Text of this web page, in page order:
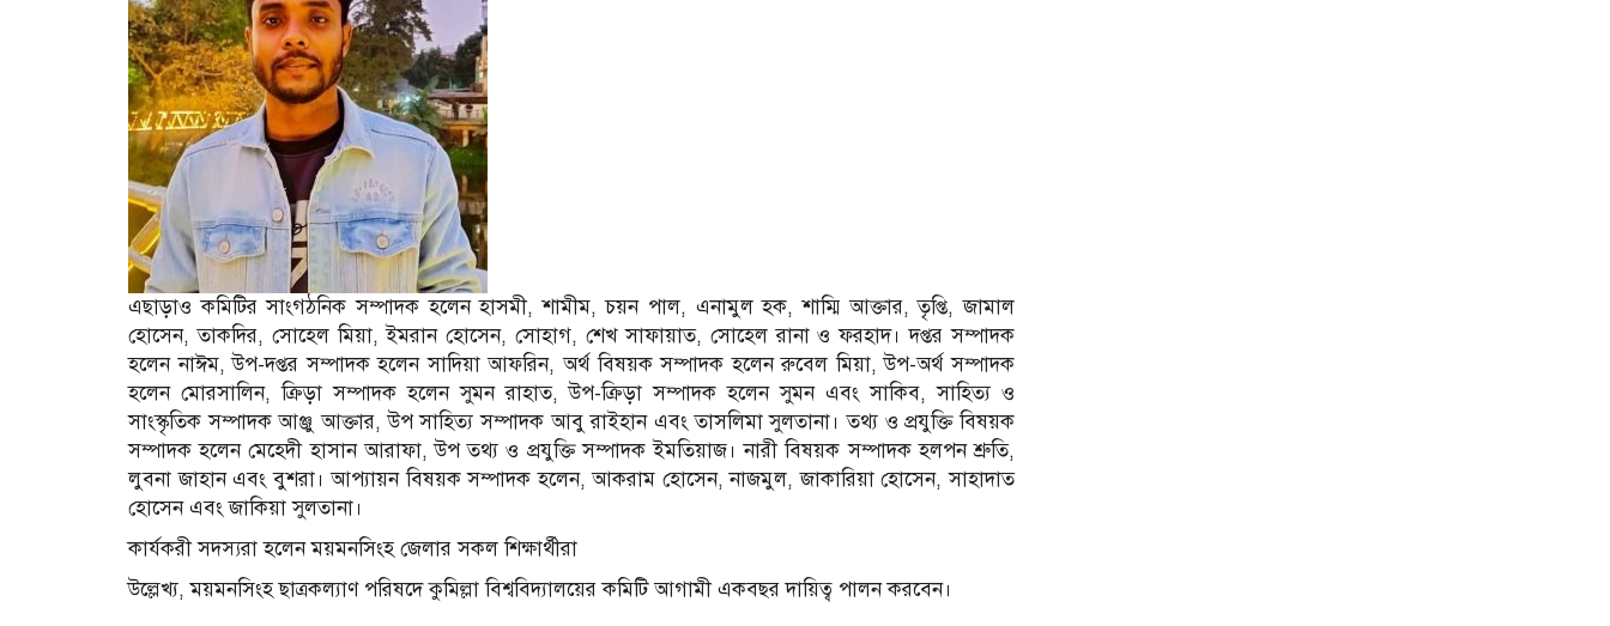
এছাড়াও কমিটির সাংগঠনিক সম্পাদক হলেন হাসমী, শামীম, চয়ন পাল, এনামুল হক, শাম্মি আক্তার, তৃপ্তি, জামাল
হোসেন, তাকদির, সোহেল মিয়া, ইমরান হোসেন, সোহাগ, শেখ সাফায়াত, সোহেল রানা ও ফরহাদ। দপ্তর সম্পাদক
হলেন নাঈম, উপ-দপ্তর সম্পাদক হলেন সাদিয়া আফরিন, অর্থ বিষয়ক সম্পাদক হলেন রুবেল মিয়া, উপ-অর্থ সম্পাদক
হলেন মোরসালিন, ক্রিড়া সম্পাদক হলেন সুমন রাহাত, উপ-ক্রিড়া সম্পাদক হলেন সুমন এবং সাকিব, সাহিত্য ও
সাংস্কৃতিক সম্পাদক আঞ্জু আক্তার, উপ সাহিত্য সম্পাদক আবু রাইহান এবং তাসলিমা সুলতানা। তথ্য ও প্রযুক্তি বিষয়ক
সম্পাদক হলেন মেহেদী হাসান আরাফা, উপ তথ্য ও প্রযুক্তি সম্পাদক ইমতিয়াজ। নারী বিষয়ক সম্পাদক হলপন শ্রুতি,
লুবনা জাহান এবং বুশরা। আপ্যায়ন বিষয়ক সম্পাদক হলেন, আকরাম হোসেন, নাজমুল, জাকারিয়া হোসেন, সাহাদাত
হোসেন এবং জাকিয়া সুলতানা।
কার্যকরী সদস্যরা হলেন ময়মনসিংহ জেলার সকল শিক্ষার্থীরা
উল্লেখ্য, ময়মনসিংহ ছাত্রকল্যাণ পরিষদে কুমিল্লা বিশ্ববিদ্যালয়ের কমিটি আগামী একবছর দায়িত্ব পালন করবেন।